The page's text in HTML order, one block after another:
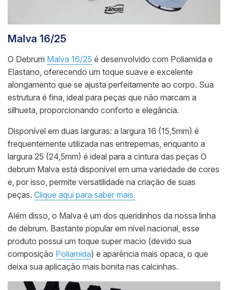
Malva 16/25
O Debrum Malva 16/25 é desenvolvido com Poliamida e
Elastano, oferecendo um toque suave e excelente
alongamento que se ajusta perfeitamente ao corpo. Sua
estrutura é fina, ideal para peças que não marcam a
silhueta, proporcionando conforto e elegância.
Disponível em duas larguras: a largura 16 (15,5mm) é
frequentemente utilizada nas entrepernas, enquanto a
largura 25 (24,5mm) é ideal para a cintura das peças O
debrum Malva está disponível em uma variedade de cores
e, por isso, permite versatilidade na criação de suas
peças. Clique aqui para saber mais.
Além disso, o Malva é um dos queridinhos da nossa linha
de debrum. Bastante popular em nível nacional, esse
produto possui um toque super macio (devido sua
composição Poliamida) e aparência mais opaca, o que
deixa sua aplicação mais bonita nas calcinhas.